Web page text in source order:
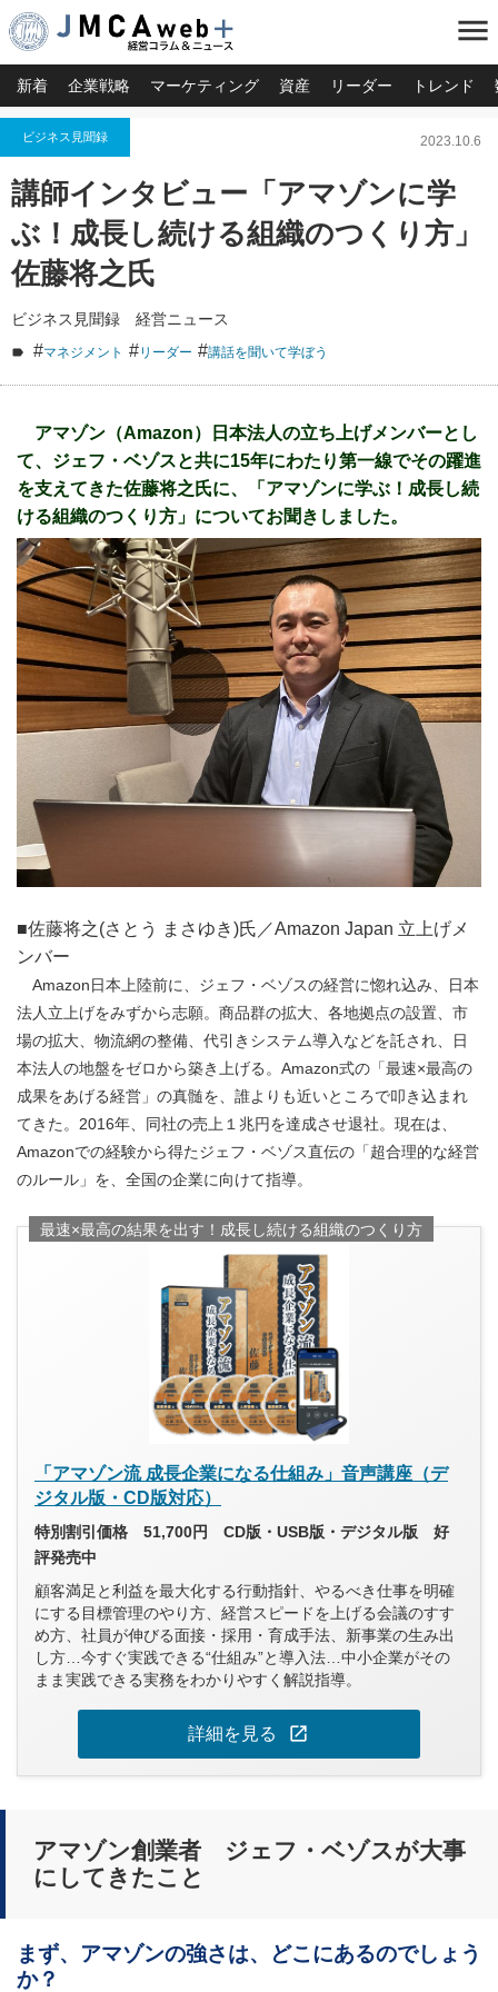
menu
新着 企業戦略 マーケティング 資産 リーダー トレンド
ビジネス見聞録 2023.10.6
講師インタビュー「アマゾンに学
ぶ！成長し続ける組織のつくり方」
佐藤将之氏
ビジネス見聞録 経営ニュース
#マネジメント #リーダー #講話を聞いて学ぼう
アマゾン（Amazon）日本法人の立ち上げメンバーとし
て、ジェフ・ベゾスと共に15年にわたり第一線でその躍進
を支えてきた佐藤将之氏に、「アマゾンに学ぶ！成長し続
ける組織のつくり方」についてお聞きしました。
■佐藤将之(さとう まさゆき)氏／Amazon Japan 立上げメ
ンバー
Amazon日本上陸前に、ジェフ・ベゾスの経営に惚れ込み、日本
法人立上げをみずから志願。商品群の拡大、各地拠点の設置、市
場の拡大、物流網の整備、代引きシステム導入などを託され、日
本法人の地盤をゼロから築き上げる。Amazon式の「最速×最高の
成果をあげる経営」の真髄を、誰よりも近いところで叩き込まれ
てきた。2016年、同社の売上１兆円を達成させ退社。現在は、
Amazonでの経験から得たジェフ・ベゾス直伝の「超合理的な経営
のルール」を、全国の企業に向けて指導。
最速×最高の結果を出す！成長し続ける組織のつくり方
「アマゾン流 成長企業になる仕組み」音声講座（デ
ジタル版・CD版対応）
特別割引価格 51,700円 CD版・USB版・デジタル版 好
評発売中
顧客満足と利益を最大化する行動指針、やるべき仕事を明確
にする目標管理のやり方、経営スピードを上げる会議のすす
め方、社員が伸びる面接・採用・育成手法、新事業の生み出
し方…今すぐ実践できる“仕組み”と導入法…中小企業がその
まま実践できる実務をわかりやすく解説指導。
詳細を見る open_in_new
アマゾン創業者 ジェフ・ベゾスが大事
にしてきたこと
まず、アマゾンの強さは、どこにあるのでしょう
か？